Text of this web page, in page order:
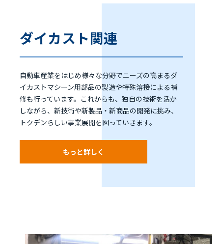
ダイカスト関連
自動車産業をはじめ様々な分野でニーズの高まるダ
イカストマシーン用部品の製造や特殊溶接による補
修も行っています。これからも、独自の技術を活か
しながら、新技術や新製品・新商品の開発に挑み、
トクデンらしい事業展開を図っていきます。
もっと詳しく